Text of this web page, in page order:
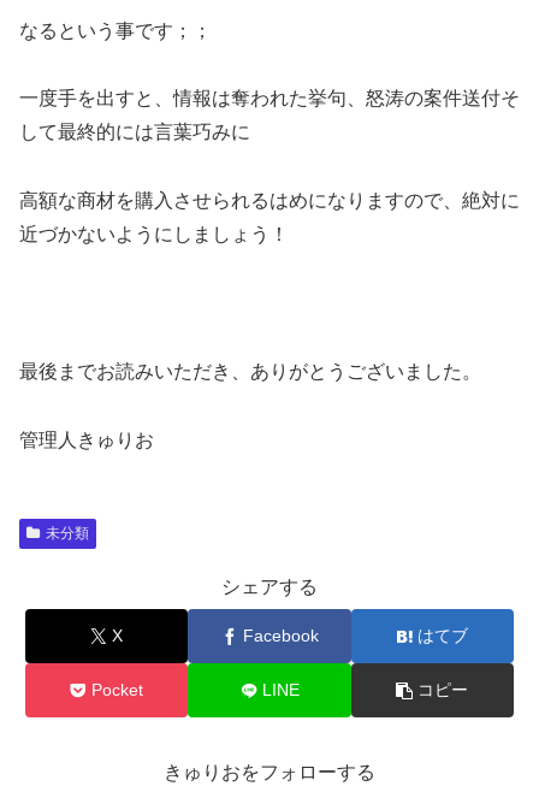
なるという事です；；
一度手を出すと、情報は奪われた挙句、怒涛の案件送付そ
して最終的には言葉巧みに
高額な商材を購入させられるはめになりますので、絶対に
近づかないようにしましょう！
最後までお読みいただき、ありがとうございました。
管理人きゅりお
未分類
シェアする
X Facebook はてブ
Pocket LINE コピー
きゅりおをフォローする